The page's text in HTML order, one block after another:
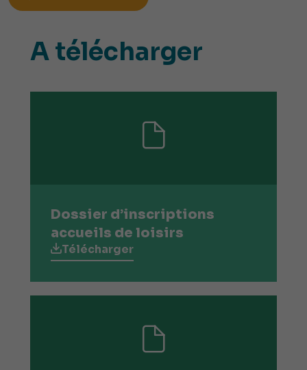
A télécharger
Dossier d’inscriptions
accueils de loisirs
Télécharger